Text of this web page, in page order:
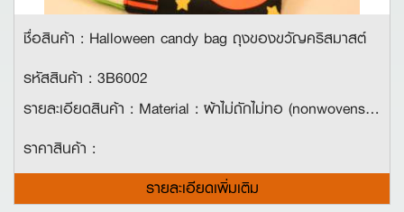
ชื่อสินค้า : Halloween candy bag ถุงของขวัญคริสมาสต์
รหัสสินค้า : 3B6002
รายละเอียดสินค้า : Material : ผ้าไม่ถักไม่ทอ (nonwovens) ขนาด : ประมาณ 25*18 ซม. คุณสมบัติ : การออกแบบที่เหมาะสำหรับใส่ของขวัญขนมและช็อคโกแลตในวันฮาโลวีน!
ราคาสินค้า :
รายละเอียดเพิ่มเติม